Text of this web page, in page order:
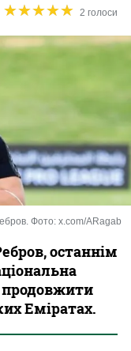
★★★★★
★★★★★ 2 голоси
Фото: x.com/ARagab
останнім
продовжити
Еміратах.